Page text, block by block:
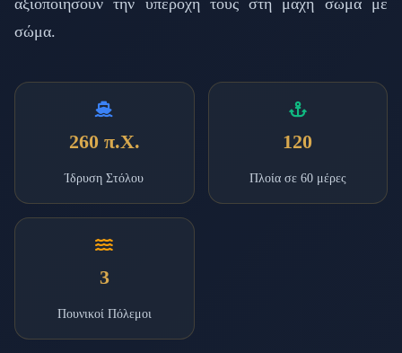
αξιοποιήσουν την υπεροχή τους στη μάχη σώμα με
σώμα.
260 π.Χ.
Ίδρυση Στόλου
120
Πλοία σε 60 μέρες
3
Πουνικοί Πόλεμοι